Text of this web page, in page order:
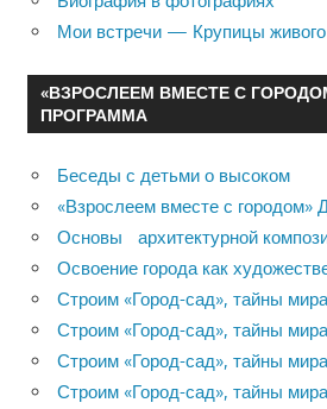
Мои встречи — Крупицы
«ВЗРОСЛЕЕМ ВМЕСТЕ С
ПРОГРАММА
Беседы с детьми о высоком
«Взрослеем вместе с городом»
Основы архитектурной
Освоение города как
Строим «Город-сад», тайны мира
Строим «Город-сад», тайны
Строим «Город-сад», тайны
Строим «Город-сад», тайны